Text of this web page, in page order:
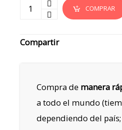
COMPRAR
Compartir
Compra de manera
a todo el mundo
dependiendo del